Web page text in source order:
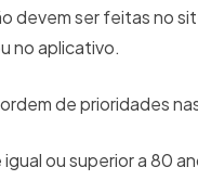
devem ser feitas no
no aplicativo.
de prioridades
igual ou superior a 80